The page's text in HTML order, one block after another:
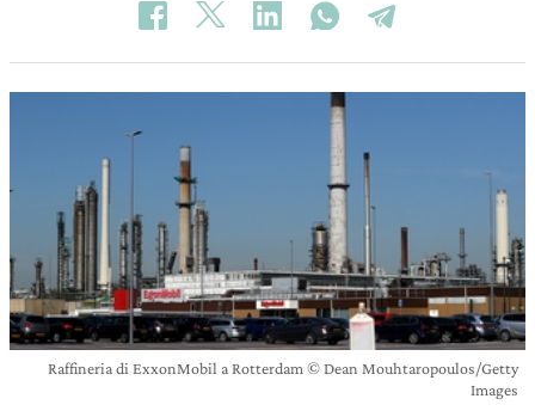
Raffineria di ExxonMobil a Rotterdam © Dean Mouhtaropoulos/Getty
Images